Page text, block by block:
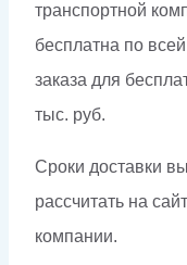
транспортной
бесплатна по
заказа для
тыс. руб.
Сроки доставки
рассчитать на
компании.